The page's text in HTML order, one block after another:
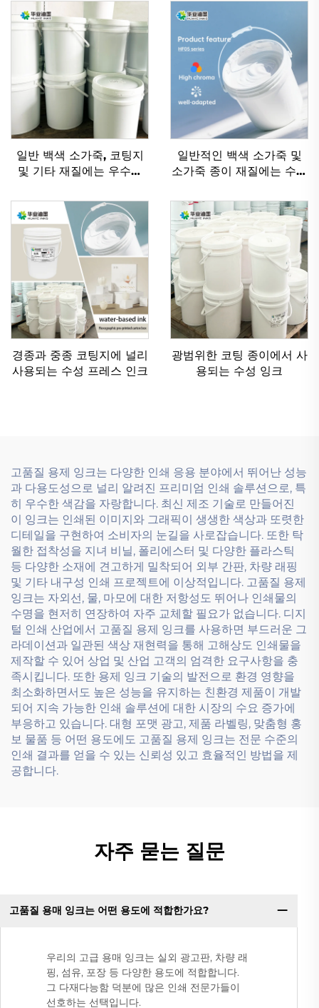
일반 백색 소가죽, 코팅지
및 기타 재질에는 우수한
크가 적용 가능합니다.
일반적인 백색 소가죽 및
소가죽 종이 재질에는 수성
다.
경종과 중종 코팅지에 널리
사용되는 수성 프레스 인크
광범위한 코팅 종이에서 사
용되는 수성 잉크
고품질 용제 잉크는 다양한 인쇄 응용 분야에서 뛰어난 성능
과 다용도성으로 널리 알려진 프리미엄 인쇄 솔루션으로, 특
히 우수한 색감을 자랑합니다. 최신 제조 기술로 만들어진
이 잉크는 인쇄된 이미지와 그래픽이 생생한 색상과 또렷한
디테일을 구현하여 소비자의 눈길을 사로잡습니다. 또한 탁
월한 접착성을 지녀 비닐, 폴리에스터 및 다양한 플라스틱
등 다양한 소재에 견고하게 밀착되어 외부 간판, 차량 래핑
및 기타 내구성 인쇄 프로젝트에 이상적입니다. 고품질 용제
잉크는 자외선, 물, 마모에 대한 저항성도 뛰어나 인쇄물의
수명을 현저히 연장하여 자주 교체할 필요가 없습니다. 디지
털 인쇄 산업에서 고품질 용제 잉크를 사용하면 부드러운 그
라데이션과 일관된 색상 재현력을 통해 고해상도 인쇄물을
제작할 수 있어 상업 및 산업 고객의 엄격한 요구사항을 충
족시킵니다. 또한 용제 잉크 기술의 발전으로 환경 영향을
최소화하면서도 높은 성능을 유지하는 친환경 제품이 개발
되어 지속 가능한 인쇄 솔루션에 대한 시장의 수요 증가에
부응하고 있습니다. 대형 포맷 광고, 제품 라벨링, 맞춤형 홍
보 물품 등 어떤 용도에도 고품질 용제 잉크는 전문 수준의
인쇄 결과를 얻을 수 있는 신뢰성 있고 효율적인 방법을 제
공합니다.
자주 묻는 질문
고품질 용매 잉크는 어떤 용도에 적합한가요?
우리의 고급 용매 잉크는 실외 광고판, 차량 래
핑, 섬유, 포장 등 다양한 용도에 적합합니다.
그 다재다능함 덕분에 많은 인쇄 전문가들이
선호하는 선택입니다.